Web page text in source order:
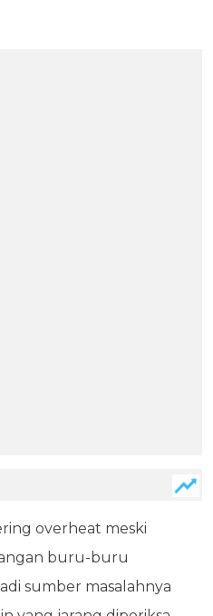
overheat meski
buru-buru
sumber masalahnya